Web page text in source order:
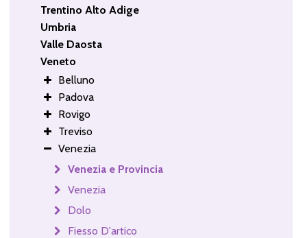
Trentino Alto Adige
Umbria
Valle Daosta
Veneto
Belluno
Padova
Rovigo
Treviso
Venezia
Venezia e Provincia
Venezia
Dolo
Fiesso D'artico